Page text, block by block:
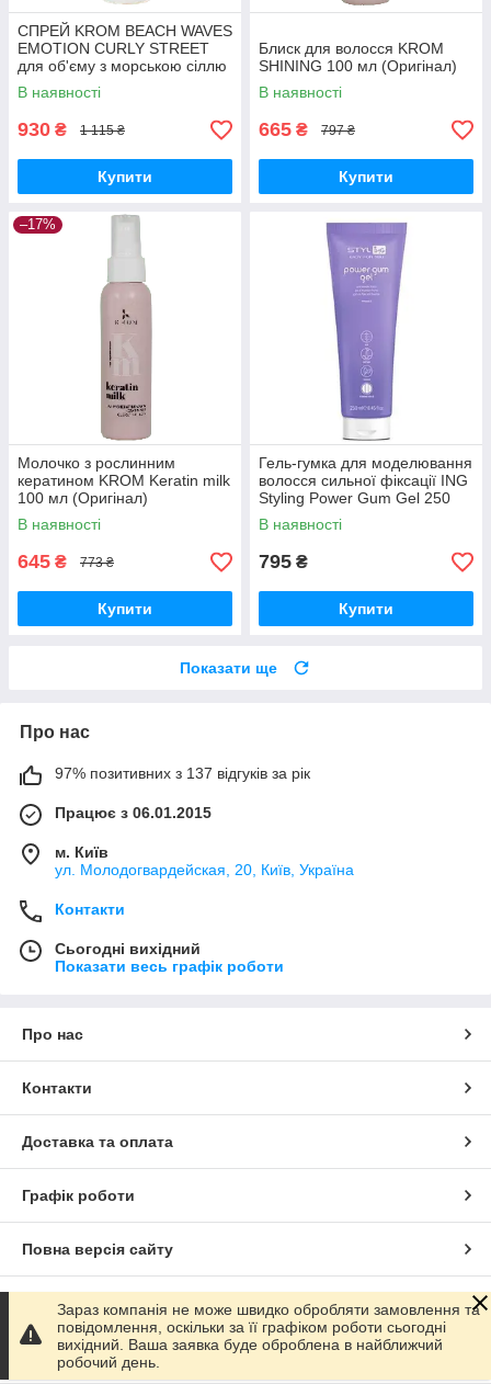
СПРЕЙ KROM BEACH WAVES
EMOTION CURLY STREET
для об'єму з морською сіллю
300 мл (Оригінал)
В наявності
930 ₴ 1 115 ₴
Купити
Блиск для волосся KROM
SHINING 100 мл (Оригінал)
В наявності
665 ₴ 797 ₴
Купити
–17%
Молочко з рослинним
кератином KROM Keratin milk
100 мл (Оригінал)
В наявності
645 ₴ 773 ₴
Купити
Гель-гумка для моделювання
волосся сильної фіксації ING
Styling Power Gum Gel 250
мл
В наявності
795 ₴
Купити
Показати ще
Про нас
97% позитивних з 137 відгуків за рік
Працює з 06.01.2015
м. Київ
ул. Молодогвардейская, 20, Київ, Україна
Контакти
Сьогодні вихідний
Показати весь графік роботи
Про нас
Контакти
Доставка та оплата
Графік роботи
Повна версія сайту
Сайт створено на маркетплейсіProm.ua
Політика конфіденційності
Зараз компанія не може швидко обробляти замовлення та
повідомлення, оскільки за її графіком роботи сьогодні
вихідний. Ваша заявка буде оброблена в найближчий
робочий день.